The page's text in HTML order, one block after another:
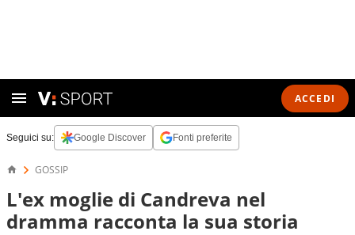
ACCEDI
Seguici su: Google Discover Fonti preferite
GOSSIP
L'ex moglie di Candreva nel
dramma racconta la sua storia